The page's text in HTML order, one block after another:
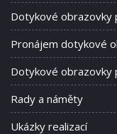
Dotykové
Pronájem dotykové
Dotykové obrazovky
Rady a náměty
Ukázky realizací